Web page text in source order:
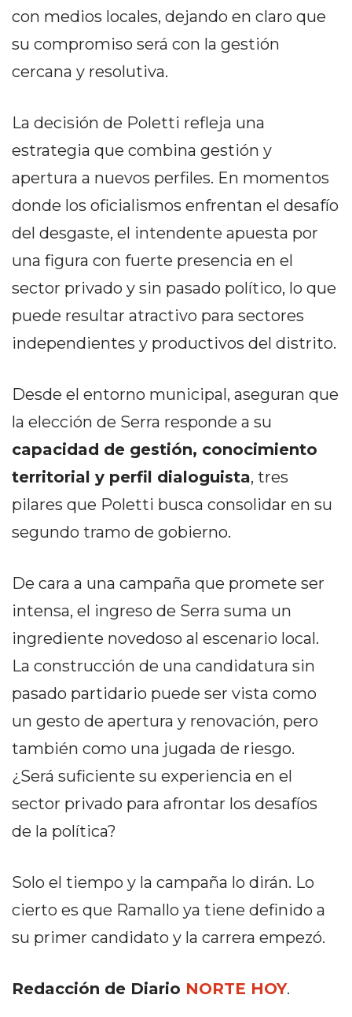
DIARIO
TAPA
REPORTERO
DIARIO
DEPORTIVO
DE
MEDIOS
INFOPBA
NORTE
HORA
NOTICIAS
ROJAS
VIRTUAL
DE
NOTICIAS
DE
ZÁRATE
Y
CAMPANA
DE
ZÁRATE
NOTICIAS
CAMPANA
EXALTACIÓN
LA
(BUENOS
EL
con medios locales, dejando en claro que
su compromiso será con la gestión
cercana y resolutiva.
La decisión de Poletti refleja una
estrategia que combina gestión y
apertura a nuevos perfiles. En momentos
donde los oficialismos enfrentan el desafío
del desgaste, el intendente apuesta por
una figura con fuerte presencia en el
sector privado y sin pasado político, lo que
puede resultar atractivo para sectores
independientes y productivos del distrito.
Desde el entorno municipal, aseguran que
la elección de Serra responde a su
capacidad de gestión, conocimiento
territorial y perfil dialoguista, tres
pilares que Poletti busca consolidar en su
segundo tramo de gobierno.
De cara a una campaña que promete ser
intensa, el ingreso de Serra suma un
ingrediente novedoso al escenario local.
La construcción de una candidatura sin
pasado partidario puede ser vista como
un gesto de apertura y renovación, pero
también como una jugada de riesgo.
¿Será suficiente su experiencia en el
sector privado para afrontar los desafíos
de la política?
Solo el tiempo y la campaña lo dirán. Lo
cierto es que Ramallo ya tiene definido a
su primer candidato y la carrera empezó.
Redacción de Diario NORTE HOY.